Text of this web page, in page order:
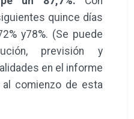
quince días
y78%. (Se puede
previsión y
en el informe
comienzo de esta